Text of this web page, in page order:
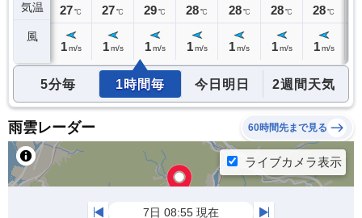
気温
風
27℃ 27℃
1 m/s
27℃
1 m/s
29℃
1 m/s
28℃
1 m/s
28 ℃
1m/s
28℃
1 m/s
28℃
1 m/s
5分毎 1時間毎 今日明日 2週間天気
雨雲レーダー 60時間先まで見る